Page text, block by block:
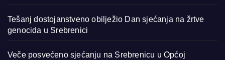
Tešanj dostojanstveno obilježio Dan sjećanja na žrtve
genocida u Srebrenici
Veče posvećeno sjećanju na Srebrenicu u Općoj